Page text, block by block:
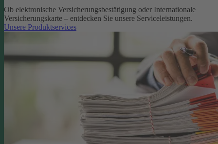
Ob elektronische Versicherungsbestätigung oder Internationale
Versicherungskarte – entdecken Sie unsere Serviceleistungen.
Unsere Produktservices